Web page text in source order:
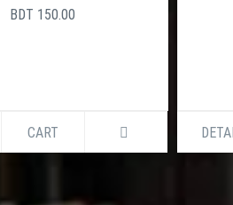
BDT 150.00
CART